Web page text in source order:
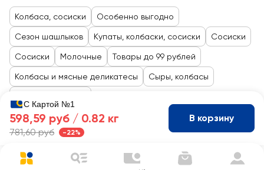
Колбаса, сосиски Особенно выгодно
Сезон шашлыков Купаты, колбаски, сосиски Сосиски
Сосиски Молочные Товары до 99 рублей
Колбасы и мясные деликатесы Сыры, колбасы
С Картой №1
598,59 руб / 0.82 кг
781,60 руб -22%
В корзину